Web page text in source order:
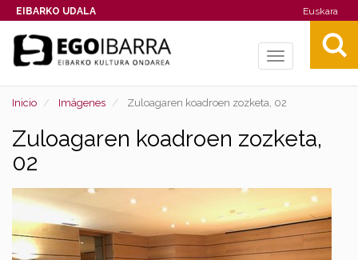
EIBARKO UDALA Euskara
Toggle
Inicio Imágenes Zuloagaren koadroen zozketa, 02
Zuloagaren koadroen zozketa,
02